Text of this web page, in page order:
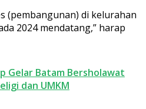
(pembangunan) di kelurahan
2024 mendatang,” harap
Gelar Batam Bersholawat
dan UMKM